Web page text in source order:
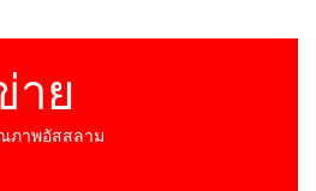
าย
ภาพอัสสลาม